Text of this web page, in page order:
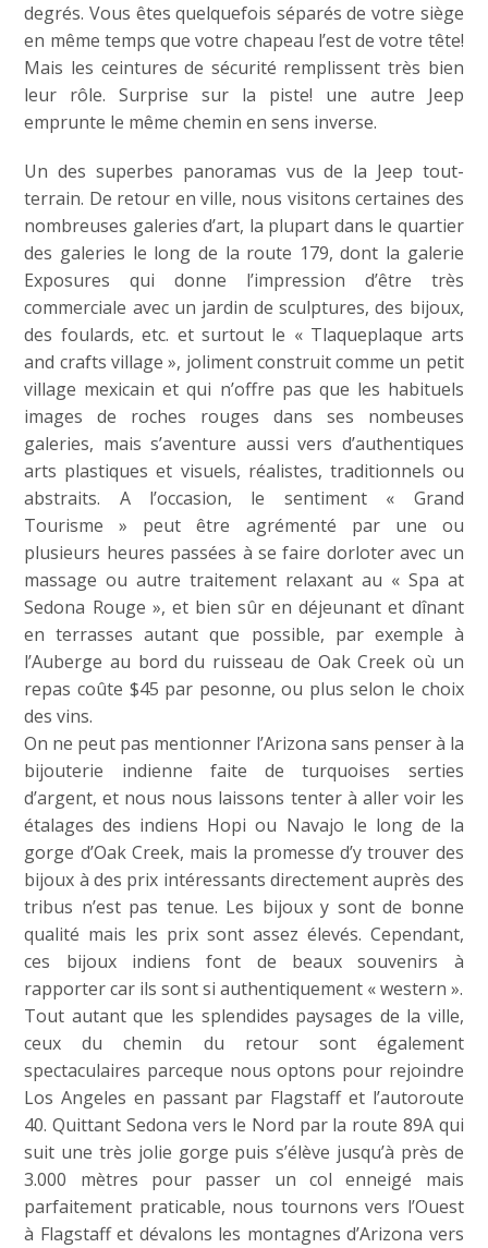
degrés. Vous êtes quelquefois séparés de votre siège
en même temps que votre chapeau l’est de votre tête!
Mais les ceintures de sécurité remplissent très bien
leur rôle. Surprise sur la piste! une autre Jeep
emprunte le même chemin en sens inverse.
Un des superbes panoramas vus de la Jeep tout-
terrain. De retour en ville, nous visitons certaines des
nombreuses galeries d’art, la plupart dans le quartier
des galeries le long de la route 179, dont la galerie
Exposures qui donne l’impression d’être très
commerciale avec un jardin de sculptures, des bijoux,
des foulards, etc. et surtout le « Tlaqueplaque arts
and crafts village », joliment construit comme un petit
village mexicain et qui n’offre pas que les habituels
images de roches rouges dans ses nombeuses
galeries, mais s’aventure aussi vers d’authentiques
arts plastiques et visuels, réalistes, traditionnels ou
abstraits. A l’occasion, le sentiment « Grand
Tourisme » peut être agrémenté par une ou
plusieurs heures passées à se faire dorloter avec un
massage ou autre traitement relaxant au « Spa at
Sedona Rouge », et bien sûr en déjeunant et dînant
en terrasses autant que possible, par exemple à
l’Auberge au bord du ruisseau de Oak Creek où un
repas coûte $45 par pesonne, ou plus selon le choix
des vins.
On ne peut pas mentionner l’Arizona sans penser à la
bijouterie indienne faite de turquoises serties
d’argent, et nous nous laissons tenter à aller voir les
étalages des indiens Hopi ou Navajo le long de la
gorge d’Oak Creek, mais la promesse d’y trouver des
bijoux à des prix intéressants directement auprès des
tribus n’est pas tenue. Les bijoux y sont de bonne
qualité mais les prix sont assez élevés. Cependant,
ces bijoux indiens font de beaux souvenirs à
rapporter car ils sont si authentiquement « western ».
Tout autant que les splendides paysages de la ville,
ceux du chemin du retour sont également
spectaculaires parceque nous optons pour rejoindre
Los Angeles en passant par Flagstaff et l’autoroute
40. Quittant Sedona vers le Nord par la route 89A qui
suit une très jolie gorge puis s’élève jusqu’à près de
3.000 mètres pour passer un col enneigé mais
parfaitement praticable, nous tournons vers l’Ouest
à Flagstaff et dévalons les montagnes d’Arizona vers